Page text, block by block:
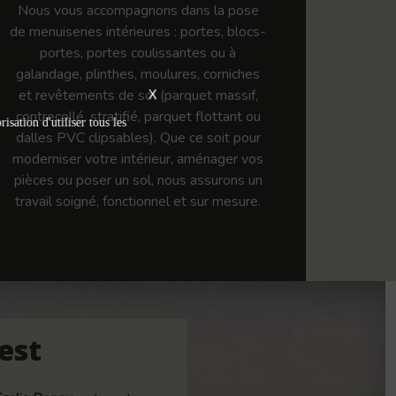
Nous vous accompagnons dans la pose
de menuiseries intérieures : portes, blocs-
portes, portes coulissantes ou à
galandage, plinthes, moulures, corniches
et revêtements de sol (parquet massif,
contrecollé, stratifié, parquet flottant ou
dalles PVC clipsables). Que ce soit pour
moderniser votre intérieur, aménager vos
pièces ou poser un sol, nous assurons un
travail soigné, fonctionnel et sur mesure.
X
d'utiliser tous les